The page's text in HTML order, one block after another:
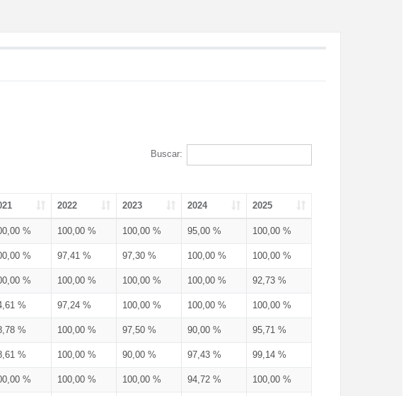
Buscar:
2022 2023 2024 2025
% 100,00 % 100,00 % 95,00 % 100,00 %
% 97,41 % 97,30 % 100,00 % 100,00 %
% 100,00 % 100,00 % 100,00 % 92,73 %
% 97,24 % 100,00 % 100,00 % 100,00 %
% 100,00 % 97,50 % 90,00 % 95,71 %
% 100,00 % 90,00 % 97,43 % 99,14 %
% 100,00 % 100,00 % 94,72 % 100,00 %